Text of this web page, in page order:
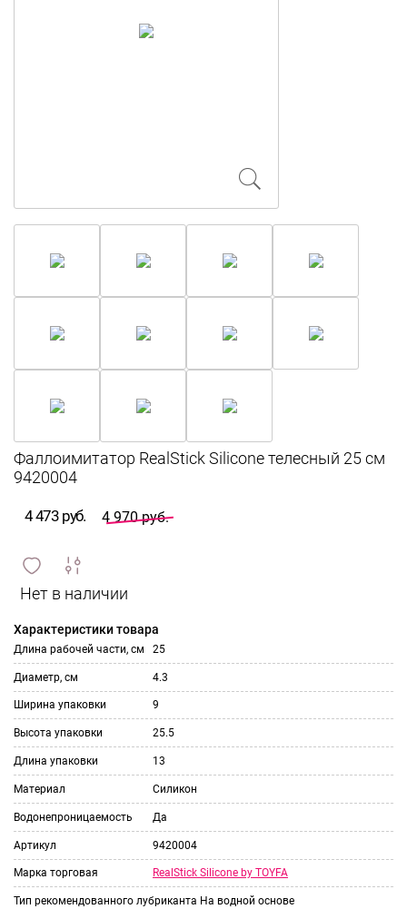
4 473 руб. 4 970 руб.
и
сравнить
ИЗБРАННОЕ
Характеристики товара
Длина рабочей части, см 25
Диаметр, см 4.3
Ширина упаковки 9
Высота упаковки 25.5
Длина упаковки 13
Материал Силикон
Водонепроницаемость Да
Артикул 9420004
Марка торговая RealStick Silicone by TOYFA
Тип рекомендованного лубриканта На водной основе